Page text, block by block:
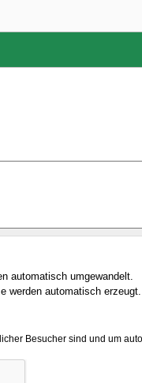
automatisch umgewandelt.
werden automatisch erzeugt.
Besucher sind und um